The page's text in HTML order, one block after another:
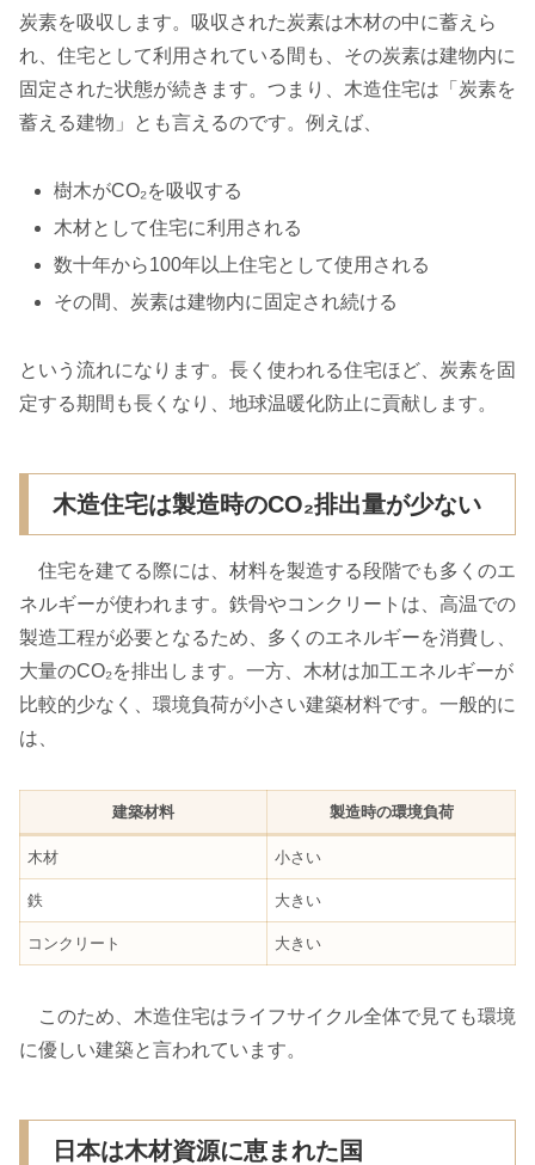
炭素を吸収します。吸収された炭素は木材の中に蓄えら
れ、住宅として利用されている間も、その炭素は建物内に
固定された状態が続きます。つまり、木造住宅は「炭素を
蓄える建物」とも言えるのです。例えば、
樹木がCO₂を吸収する
木材として住宅に利用される
数十年から100年以上住宅として使用される
その間、炭素は建物内に固定され続ける
という流れになります。長く使われる住宅ほど、炭素を固
定する期間も長くなり、地球温暖化防止に貢献します。
木造住宅は製造時のCO₂排出量が少ない
住宅を建てる際には、材料を製造する段階でも多くのエ
ネルギーが使われます。鉄骨やコンクリートは、高温での
製造工程が必要となるため、多くのエネルギーを消費し、
大量のCO₂を排出します。一方、木材は加工エネルギーが
比較的少なく、環境負荷が小さい建築材料です。一般的に
は、
建築材料 製造時の環境負荷
木材 小さい
鉄 大きい
コンクリート 大きい
このため、木造住宅はライフサイクル全体で見ても環境
に優しい建築と言われています。
日本は木材資源に恵まれた国